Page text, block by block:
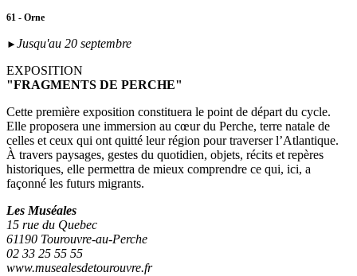
61 - Orne
► Jusqu'au 20 septembre
EXPOSITION
"FRAGMENTS DE PERCHE"
Cette première exposition constituera le point de départ du cycle.
Elle proposera une immersion au cœur du Perche, terre natale de
celles et ceux qui ont quitté leur région pour traverser l’Atlantique.
À travers paysages, gestes du quotidien, objets, récits et repères
historiques, elle permettra de mieux comprendre ce qui, ici, a
façonné les futurs migrants.
Les Muséales
15 rue du Quebec
61190 Tourouvre-au-Perche
02 33 25 55 55
www.musealesdetourouvre.fr